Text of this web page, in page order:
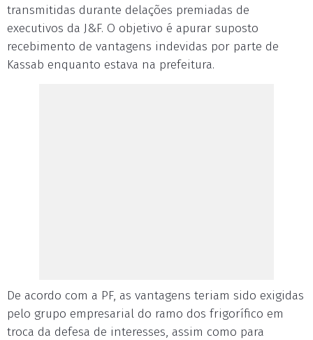
transmitidas durante delações premiadas de
executivos da J&F. O objetivo é apurar suposto
recebimento de vantagens indevidas por parte de
Kassab enquanto estava na prefeitura.
De acordo com a PF, as vantagens teriam sido exigidas
pelo grupo empresarial do ramo dos frigorífico em
troca da defesa de interesses, assim como para